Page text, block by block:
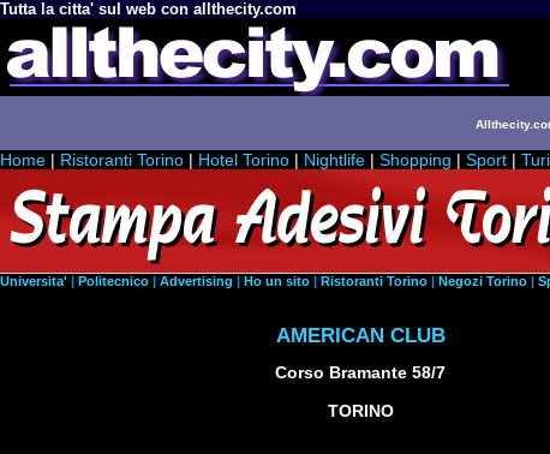
Tutta la citta' sul web con allthecity.com
Home | Ristoranti Torino | Hotel Torino | Nightlife | Shopping | Sport |
Universita' | Politecnico | Advertising | Ho un sito | Ristoranti Torino | Negozi Torino |
AMERICAN CLUB
Corso Bramante 58/7
TORINO